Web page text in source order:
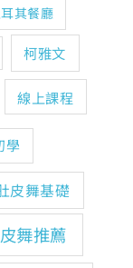
其餐廳
柯雅文
線上課程
學
皮舞基礎
舞推薦